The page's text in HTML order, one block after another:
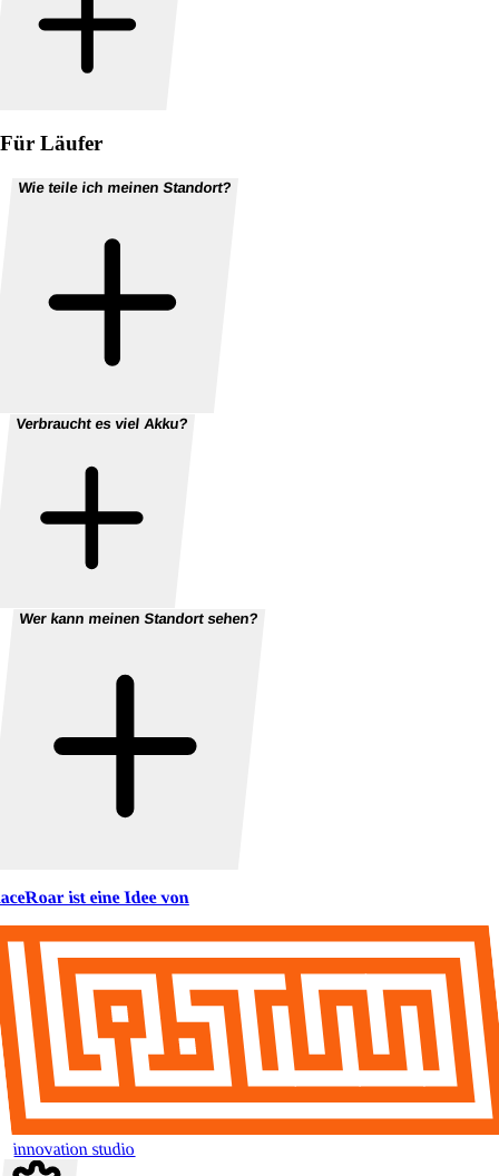
Für Läufer
Wie teile ich meinen Standort?
Verbraucht es viel Akku?
Wer kann meinen Standort sehen?
ist eine Idee von
innovation studio